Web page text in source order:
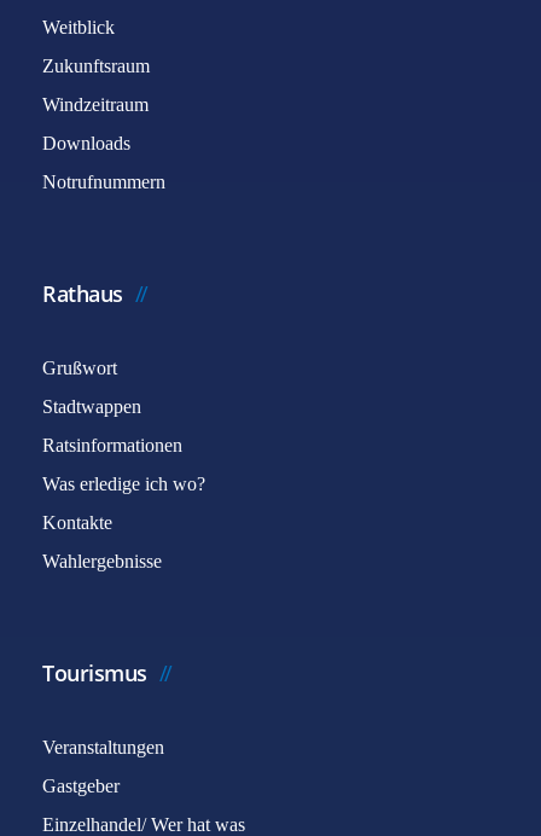
Weitblick
Zukunftsraum
Windzeitraum
Downloads
Notrufnummern
Rathaus
Grußwort
Stadtwappen
Ratsinformationen
Was erledige ich wo?
Kontakte
Wahlergebnisse
Tourismus
Veranstaltungen
Gastgeber
Einzelhandel/ Wer hat was